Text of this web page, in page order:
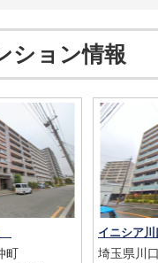
ション情報
町
イニシア
埼玉県川